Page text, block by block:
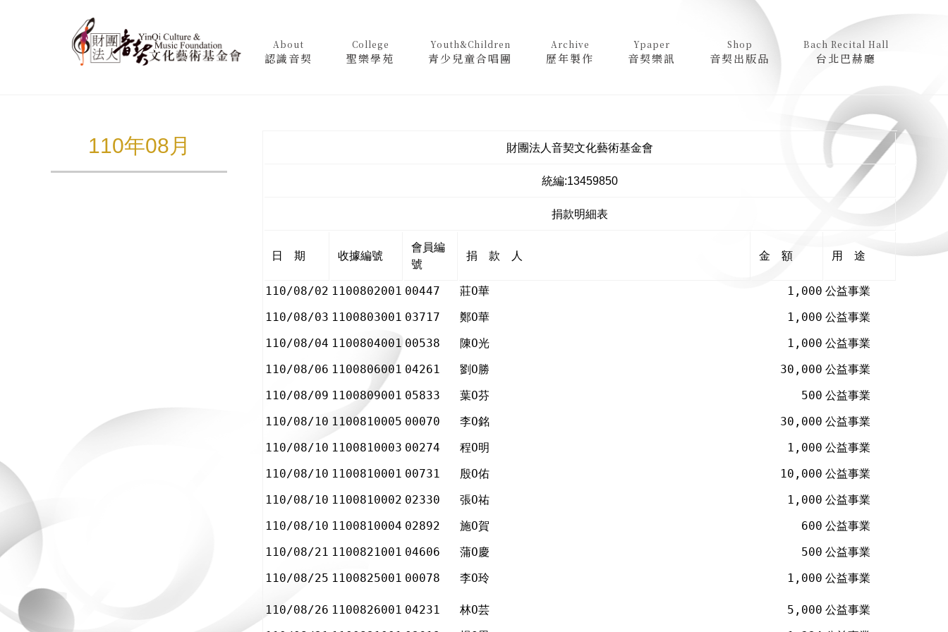
About
認識音契
College
聖樂學苑
Youth&Children
青少兒童合唱團
Archive
歷年製作
Ypaper
音契樂訊
Shop
音契出版品
Bach Recital Hall
台北巴赫廳
110年08月 財團法人音契文化藝術基金會
統編:13459850
捐款明細表
日 期 收據編號
會員編
號
捐 款 人 金 額 用 途
110/08/02 1100802001 00447 莊Ο華 1,000 公益事業
110/08/03 1100803001 03717 鄭Ο華 1,000 公益事業
110/08/04 1100804001 00538 陳Ο光 1,000 公益事業
110/08/06 1100806001 04261 劉Ο勝 30,000 公益事業
110/08/09 1100809001 05833 葉Ο芬 500 公益事業
110/08/10 1100810005 00070 李Ο銘 30,000 公益事業
110/08/10 1100810003 00274 程Ο明 1,000 公益事業
110/08/10 1100810001 00731 殷Ο佑 10,000 公益事業
110/08/10 1100810002 02330 張Ο祐 1,000 公益事業
110/08/10 1100810004 02892 施Ο賀 600 公益事業
110/08/21 1100821001 04606 蒲Ο慶 500 公益事業
110/08/25 1100825001 00078 李Ο玲 1,000 公益事業
110/08/26 1100826001 04231 林Ο芸 5,000 公益事業